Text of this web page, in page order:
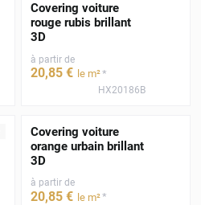
Covering voiture
rouge rubis brillant
3D
à partir de
20,85 € le m²*
HX20186B
Covering voiture
orange urbain brillant
3D
à partir de
20,85 € le m²*